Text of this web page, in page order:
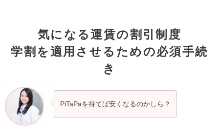
気になる運賃の割引制度
学割を適用させるための必須手続
き
PiTaPaを持てば安くなるのかしら？